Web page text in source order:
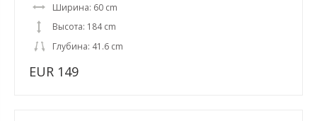
Ширина: 60 cm
Высота: 184 cm
Глубина: 41.6 cm
EUR 149